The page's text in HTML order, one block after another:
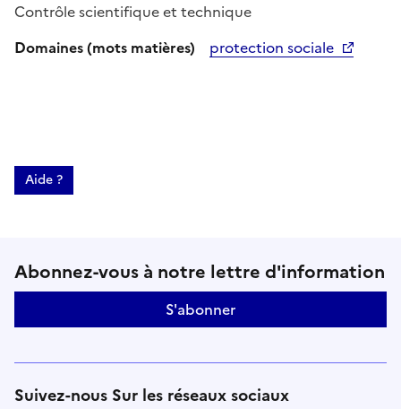
Contrôle scientifique et technique
Domaines (mots matières)
protection sociale
Aide ?
Suivez-nous sur le réseaux
Abonnez-vous à notre lettre d'information
S'abonner
Suivez-nous Sur les réseaux sociaux